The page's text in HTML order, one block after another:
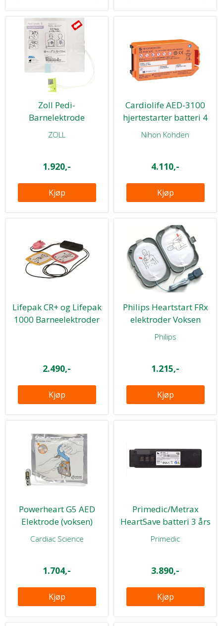
Zoll Pedi-
Barnelektrode
ZOLL
1.920,-
Kjøp
Cardiolife AED-3100
hjertestarter batteri 4
år
Nihon Kohden
4.110,-
Kjøp
Lifepak CR+ og Lifepak
1000 Barneelektroder
2.490,-
Kjøp
Philips Heartstart FRx
elektroder Voksen
Philips
1.215,-
Kjøp
Powerheart G5 AED
Elektrode (voksen)
Cardiac Science
1.704,-
Kjøp
Primedic/Metrax
HeartSave batteri 3 års
Primedic
3.890,-
Kjøp